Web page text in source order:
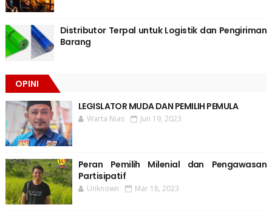
Distributor Terpal untuk Logistik dan Pengiriman
Barang
OPINI
LEGISLATOR MUDA DAN PEMILIH PEMULA
Warta Nias Jun 19, 2023
Peran Pemilih Milenial dan Pengawasan
Partisipatif
Unknown Mar 18, 2023